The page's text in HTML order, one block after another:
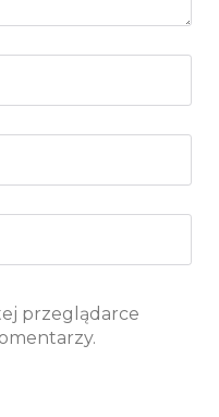
przeglądarce